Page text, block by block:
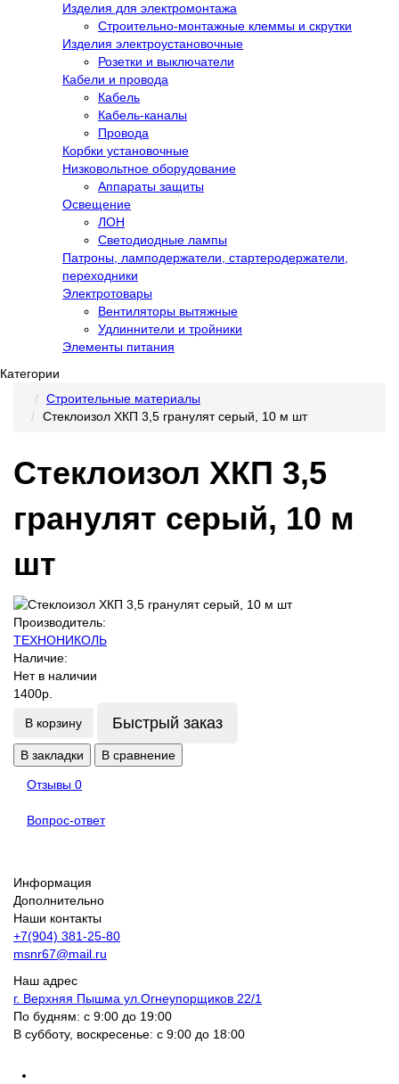
Изделия для электромонтажа
Строительно-монтажные клеммы и скрутки
Изделия электроустановочные
Розетки и выключатели
Кабели и провода
Кабель
Кабель-каналы
Провода
Корбки установочные
Низковольтное оборудование
Аппараты защиты
Освещение
ЛОН
Светодиодные лампы
Патроны, ламподержатели, стартеродержатели,
переходники
Электротовары
Вентиляторы вытяжные
Удлиннители и тройники
Элементы питания
Категории
Строительные материалы
Стеклоизол ХКП 3,5 гранулят серый, 10 м шт
Стеклоизол ХКП 3,5
гранулят серый, 10 м
шт
Производитель:
ТЕХНОНИКОЛЬ
Наличие:
Нет в наличии
1400р.
В корзину Быстрый заказ
В закладки В сравнение
Отзывы 0
Вопрос-ответ
Информация
Дополнительно
Наши контакты
+7(904) 381-25-80
msnr67@mail.ru
Наш адрес
г. Верхняя Пышма ул.Огнеупорщиков 22/1
По будням: с 9:00 до 19:00
В субботу, воскресенье: с 9:00 до 18:00